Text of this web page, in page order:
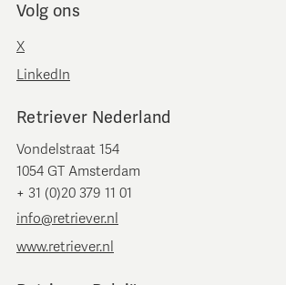
Volg ons
X
LinkedIn
Retriever Nederland
Vondelstraat 154
1054 GT Amsterdam
+ 31 (0)20 379 11 01
info@retriever.nl
www.retriever.nl